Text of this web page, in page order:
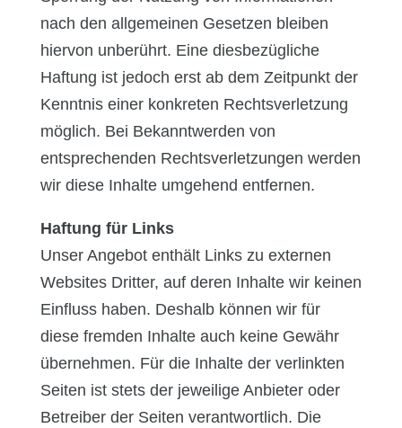
nach den allgemeinen Gesetzen bleiben
hiervon unberührt. Eine diesbezügliche
Haftung ist jedoch erst ab dem Zeitpunkt der
Kenntnis einer konkreten Rechtsverletzung
möglich. Bei Bekanntwerden von
entsprechenden Rechtsverletzungen werden
wir diese Inhalte umgehend entfernen.
Haftung für Links
Unser Angebot enthält Links zu externen
Websites Dritter, auf deren Inhalte wir keinen
Einfluss haben. Deshalb können wir für
diese fremden Inhalte auch keine Gewähr
übernehmen. Für die Inhalte der verlinkten
Seiten ist stets der jeweilige Anbieter oder
Betreiber der Seiten verantwortlich. Die